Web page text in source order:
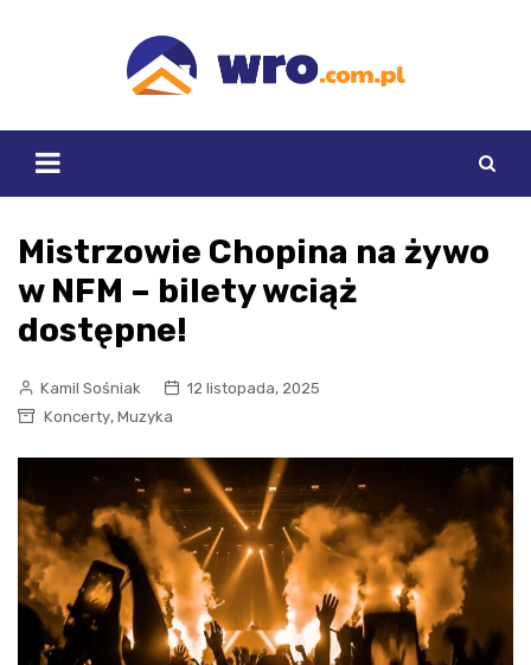
Mistrzowie Chopina na żywo
w NFM – bilety wciąż
dostępne!
Kamil Sośniak
12 listopada, 2025
Koncerty, Muzyka